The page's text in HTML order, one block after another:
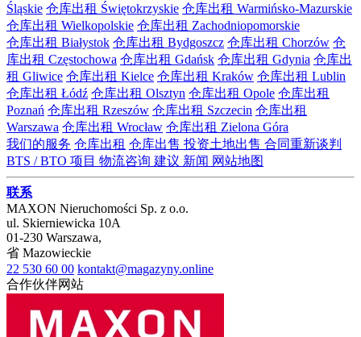
Śląskie 仓库出租 Świętokrzyskie 仓库出租 Warmińsko-Mazurskie
仓库出租 Wielkopolskie 仓库出租 Zachodniopomorskie
仓库出租 Białystok 仓库出租 Bydgoszcz 仓库出租 Chorzów 仓
库出租 Częstochowa 仓库出租 Gdańsk 仓库出租 Gdynia 仓库出
租 Gliwice 仓库出租 Kielce 仓库出租 Kraków 仓库出租 Lublin
仓库出租 Łódź 仓库出租 Olsztyn 仓库出租 Opole 仓库出租
Poznań 仓库出租 Rzeszów 仓库出租 Szczecin 仓库出租
Warszawa 仓库出租 Wrocław 仓库出租 Zielona Góra
我们的服务 仓库出租 仓库出售 投资土地出售 合同重新谈判
BTS / BTO 项目 物流咨询 建议 新闻 网站地图
联系
MAXON Nieruchomości Sp. z o.o.
ul. Skierniewicka 10A
01-230 Warszawa,
省 Mazowieckie
22 530 60 00 kontakt@magazyny.online
合作伙伴网站